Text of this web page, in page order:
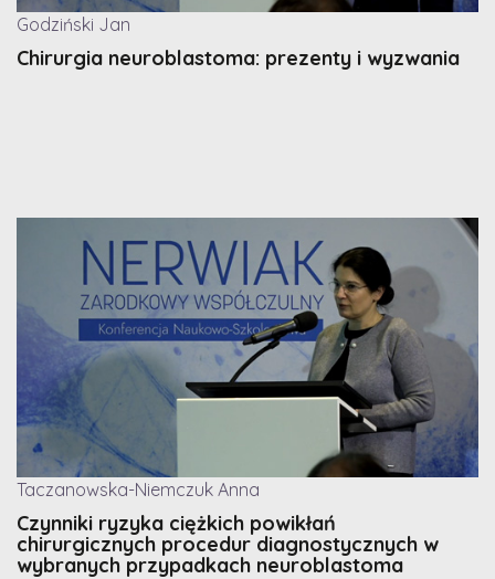
Godziński Jan
Chirurgia neuroblastoma: prezenty i wyzwania
Taczanowska-Niemczuk Anna
Czynniki ryzyka ciężkich powikłań
chirurgicznych procedur diagnostycznych w
wybranych przypadkach neuroblastoma